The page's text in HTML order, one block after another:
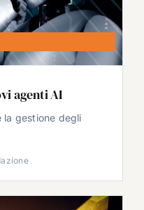
agenti AI
gestione degli